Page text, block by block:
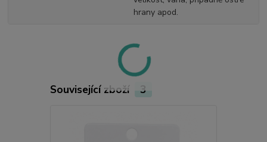
hrany apod.
Související zboží 3